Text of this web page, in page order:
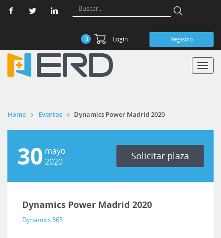
0 Login Registro
Home Eventos Dynamics Power Madrid 2020
30 mayo
2020
Solicitar plaza
Dynamics Power Madrid 2020
Dynamics 365